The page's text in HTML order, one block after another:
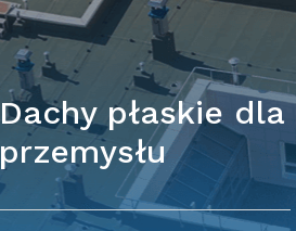
Dachy płaskie dla
przemysłu